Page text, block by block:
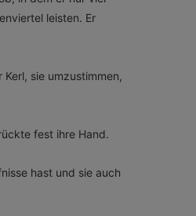
leisten. Er
sie umzustimmen,
fest ihre Hand.
hast und sie auch